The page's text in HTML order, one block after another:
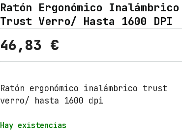
Ratón Ergonómico Inalámbrico
Trust Verro/ Hasta 1600 DPI
46,83 €
Ratón ergonómico inalámbrico trust
verro/ hasta 1600 dpi
Hay existencias